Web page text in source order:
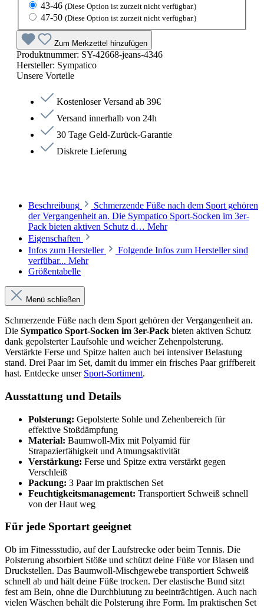
43-46 (Diese Option ist zurzeit nicht verfügbar.)
47-50 (Diese Option ist zurzeit nicht verfügbar.)
Zum Merkzettel hinzufügen
Produktnummer: SY-42668-jeans-4346
Hersteller: Sympatico
Unsere Vorteile
Kostenloser Versand ab 39€
Versand innerhalb von 24h
30 Tage Geld-Zurück-Garantie
Diskrete Lieferung
Beschreibung
Schmerzende Füße nach dem Sport gehören
der Vergangenheit an. Die Sympatico Sport-Socken im 3er-
Pack bieten aktiven Schutz d… Mehr
Eigenschaften
Infos zum Hersteller
Folgende Infos zum Hersteller sind
verfübar... Mehr
Größentabelle
Menü schließen
Schmerzende Füße nach dem Sport gehören der Vergangenheit an.
Die Sympatico Sport-Socken im 3er-Pack bieten aktiven Schutz
dank gepolsterter Laufsohle und weicher Zehenpolsterung.
Verstärkte Ferse und Spitze halten auch bei intensiver Belastung
stand. Drei Paar im Set, damit du immer ein frisches Paar griffbereit
hast. Entdecke unser Sport-Sortiment.
Ausstattung und Details
Polsterung: Gepolsterte Sohle und Zehenbereich für
effektive Stoßdämpfung
Material: Baumwoll-Mix mit Polyamid für
Strapazierfähigkeit und Atmungsaktivität
Verstärkung: Ferse und Spitze extra verstärkt gegen
Verschleiß
Packung: 3 Paar im praktischen Set
Feuchtigkeitsmanagement: Transportiert Schweiß schnell
von der Haut weg
Für jede Sportart geeignet
Ob im Fitnessstudio, auf der Laufstrecke oder beim Tennis. Die
Polsterung absorbiert Stöße und schützt deine Füße vor Blasen und
Druckstellen. Das Baumwoll-Mischgewebe transportiert Schweiß
schnell ab und hält deine Füße trocken. Der elastische Bund sitzt
fest am Bein, ohne die Durchblutung zu beeinträchtigen. Auch nach
vielen Wäschen behält die Polsterung ihre Form. Im praktischen Set